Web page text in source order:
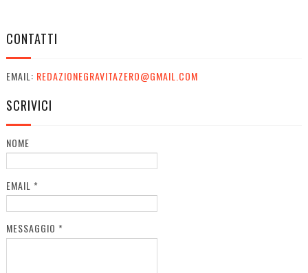
CONTATTI
EMAIL: REDAZIONEGRAVITAZERO@GMAIL.COM
SCRIVICI
NOME
EMAIL *
MESSAGGIO *